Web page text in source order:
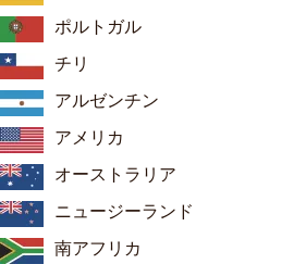
ポルトガル
チリ
アルゼンチン
アメリカ
オーストラリア
ニュージーランド
南アフリカ